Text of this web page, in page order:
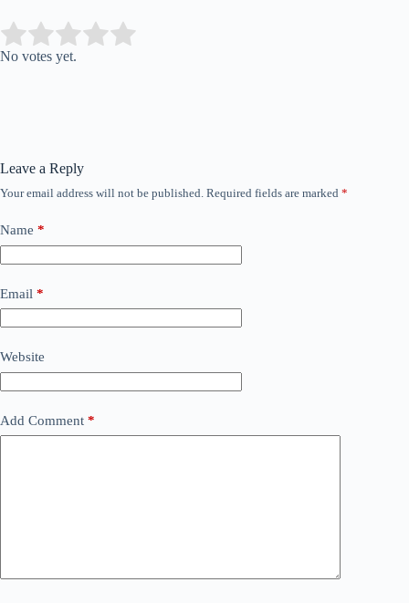
Rate this item:
No votes yet.
Leave a Reply
Your email address will not be published. Required fields are marked *
Name *
Email *
Website
Add Comment *